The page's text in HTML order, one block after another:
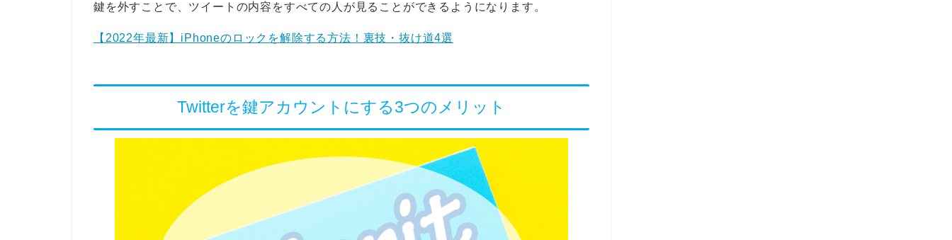
鍵を外すことで、ツイートの内容をすべての人が見ることができるようになります。
【2022年最新】iPhoneのロックを解除する方法！裏技・抜け道4選
Twitterを鍵アカウントにする3つのメリット